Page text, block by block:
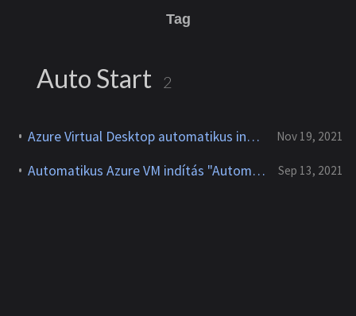
Tag
Auto Start 2
Azure Virtual Desktop automatikus indítás csatlakozáskor Nov 19, 2021
Automatikus Azure VM indítás "Automation Accounts"-al Tags alapján Sep 13, 2021